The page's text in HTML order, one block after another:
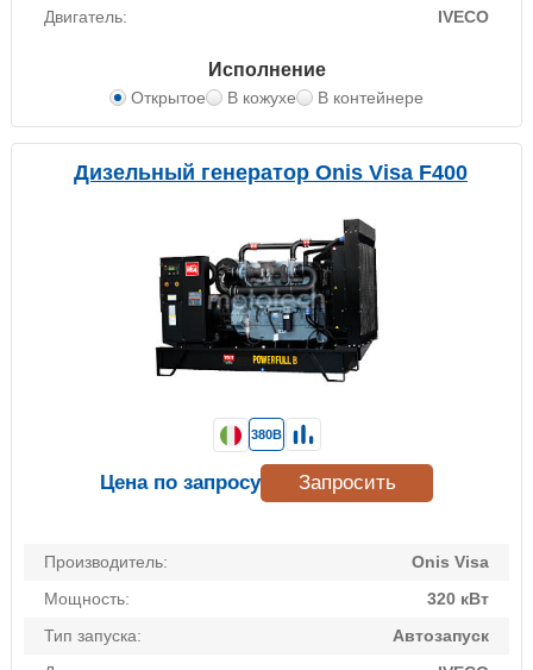
Двигатель:
IVECO
Исполнение
Открытое В кожухе В контейнере
Дизельный генератор Onis Visa F400
Производитель:
Onis Visa
Мощность:
320 кВт
Тип запуска:
Автозапуск
380В
Цена по запросу Запросить